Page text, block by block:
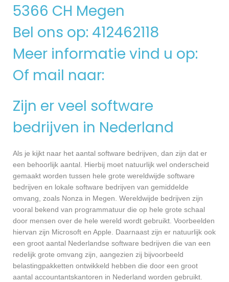
5366 CH Megen
Bel ons op: 412462118
Meer informatie vind u op:
Of mail naar:
Zijn er veel software
bedrijven in Nederland
Als je kijkt naar het aantal software bedrijven, dan zijn dat er
een behoorlijk aantal. Hierbij moet natuurlijk wel onderscheid
gemaakt worden tussen hele grote wereldwijde software
bedrijven en lokale software bedrijven van gemiddelde
omvang, zoals Nonza in Megen. Wereldwijde bedrijven zijn
vooral bekend van programmatuur die op hele grote schaal
door mensen over de hele wereld wordt gebruikt. Voorbeelden
hiervan zijn Microsoft en Apple. Daarnaast zijn er natuurlijk ook
een groot aantal Nederlandse software bedrijven die van een
redelijk grote omvang zijn, aangezien zij bijvoorbeeld
belastingpakketten ontwikkeld hebben die door een groot
aantal accountantskantoren in Nederland worden gebruikt.